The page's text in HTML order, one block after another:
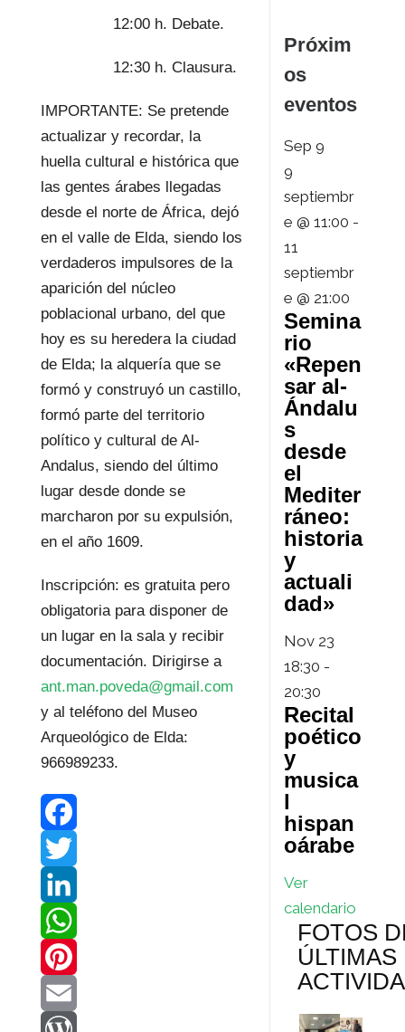
12:00 h. Debate.
12:30 h. Clausura.
IMPORTANTE: Se pretende
actualizar y recordar, la
huella cultural e histórica que
las gentes árabes llegadas
desde el norte de África, dejó
en el valle de Elda, siendo los
verdaderos impulsores de la
aparición del núcleo
poblacional urbano, del que
hoy es su heredera la ciudad
de Elda; la alquería que se
formó y construyó un castillo,
formó parte del territorio
político y cultural de Al-
Andalus, siendo del último
lugar desde donde se
marcharon por su expulsión,
en el año 1609.
Inscripción: es gratuita pero
obligatoria para disponer de
un lugar en la sala y recibir
documentación. Dirigirse a
ant.man.poveda@gmail.com
y al teléfono del Museo
Arqueológico de Elda:
966989233.
F
a
c
e
b
T
w
L
n
W
hP
Próxim
os
eventos
Sep9
9
septiembr
e @ 11:00 -
11
septiembr
e @ 21:00
Semina
rio
«Repen
sar al-
Ándalu
s
desde
el
Mediter
ráneo:
historia
y
actuali
dad»
Nov 23
18:30 -
20:30
Recital
poético
y
musica
l
hispan
oárabe
Ver
calendario
FOTOS
ÚLTIMAS